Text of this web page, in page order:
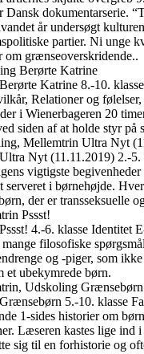
Dansk dokumentarserie.
år undersøgt
partier. Ni unge
grænseoverskridende..
Berørte Katrine
Berørte Katrine 8.-10. klasse
Relationer og følelser,
i Wienerbageren 20
siden af at holde styr på
Mellemtrin Ultra Nyt
Ultra Nyt (11.11.2019) 2.-5.
vigtigste
serveret i børnehøjde.
der er transseksuelle
Pssst!
Pssst! 4.-6. klasse Identitet
filosofiske
og -piger, som
et ubekymrede børn.
Udskoling Grænsebørn
Grænsebørn 5.-10. klasse
1-sides historier om
Læseren kastes lige ind
sig til en forhistorie og